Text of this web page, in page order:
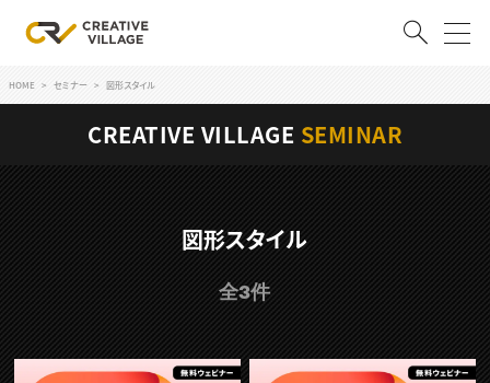
ログイン 会員登録
RECRUIT
クリエイター求人を探す
CREATIVE JOB求人検索
特集求人
採用説明会
転職支援サービス
CONTENTS
HOME セミナー 図形スタイル
CREATIVE VILLAGE SEMINAR
図形スタイル
全3件